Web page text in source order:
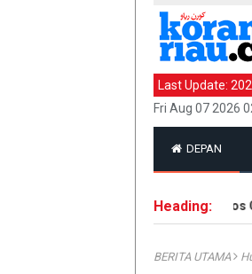
Last Update:
Fri Aug 07 2026
DEPAN
Heading:
Hak Eks Karyawan Riau Pos
BERITA UTAMA